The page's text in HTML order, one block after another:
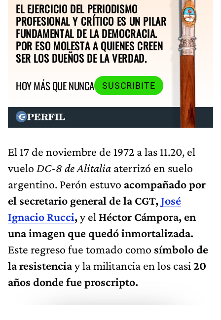
EL EJERCICIO DEL PERIODISMO
PROFESIONAL Y CRÍTICO ES UN PILAR
FUNDAMENTAL DE LA DEMOCRACIA.
POR ESO MOLESTA A QUIENES CREEN
SER LOS DUEÑOS DE LA VERDAD.
HOY MÁS QUE NUNCA
SUSCRIBITE
El 17 de noviembre de 1972 a las 11.20, el
vuelo DC-8 de Alitalia aterrizó en suelo
argentino. Perón estuvo acompañado por
el secretario general de la CGT,José
Ignacio Rucci,y el Héctor Cámpora, en
una imagen que quedó inmortalizada.
Este regreso fue tomado como símbolo de
la resistenciay la militancia en los casi 20
años donde fue proscripto.